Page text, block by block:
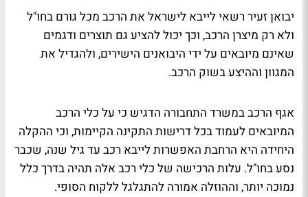
יבואן זעיר רשאי לייבא לישראל את הרכב מכל גורם בחו"ל
ולא רק מיצרן הרכב, וכך יכול להציע גם תוצרים ודגמים
שאינם מיובאים על ידי היבואנים הישירים, ולהגדיל את
המגוון וההיצע בשוק הרכב.
אגף הרכב במשרד התחבורה הדגיש כי על כלי הרכב
המיובאים לעמוד בכל דרישות התקינה הקיימות, וכי ההקלה
היחידה היא הרחבת האפשרות לייבא רכב עד גיל שנה, שכבר
נסע בחו"ל. עלות הרכישה של כלי רכב אלה תהיה בדרך כלל
נמוכה יותר, וההוזלה אמורה להתגלגל ללקוח הסופי.